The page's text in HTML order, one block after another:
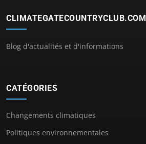
CLIMATEGATECOUNTRYCLUB.COM
Blog d'actualités et d'informations
CATÉGORIES
Changements climatiques
Politiques environnementales